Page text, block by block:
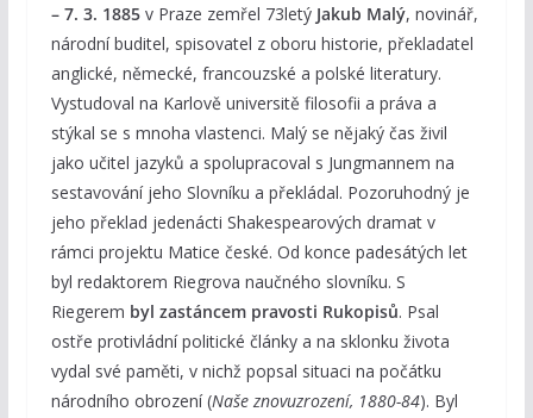
– 7. 3. 1885v Praze zemřel 73letý Jakub Malý, novinář,
národní buditel, spisovatel z oboru historie, překladatel
anglické, německé, francouzské a polské literatury.
Vystudoval na Karlově universitě filosofii a práva a
stýkal se s mnoha vlastenci. Malý se nějaký čas živil
jako učitel jazyků a spolupracoval s Jungmannem na
sestavování jeho Slovníku a překládal. Pozoruhodný je
jeho překlad jedenácti Shakespearových dramat v
rámci projektu Matice české. Od konce padesátých let
byl redaktorem Riegrova naučného slovníku. S
Riegerem byl zastáncem pravosti Rukopisů. Psal
ostře protivládní politické články a na sklonku života
vydal své paměti, v nichž popsal situaci na počátku
národního obrození (Naše znovuzrození, 1880-84). Byl